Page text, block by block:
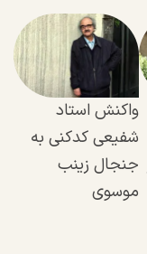
واکنش استاد
شفیعی کدکنی به
جنجال زینب
موسوی